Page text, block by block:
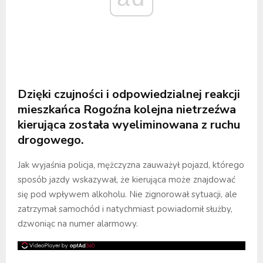
Dzięki czujności i odpowiedzialnej reakcji
mieszkańca Rogoźna kolejna nietrzeźwa
kierująca została wyeliminowana z ruchu
drogowego.
Jak wyjaśnia policja, mężczyzna zauważył pojazd, którego
sposób jazdy wskazywał, że kierująca może znajdować
się pod wpływem alkoholu. Nie zignorował sytuacji, ale
zatrzymał samochód i natychmiast powiadomił służby,
dzwoniąc na numer alarmowy.